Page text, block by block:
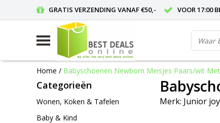
GRATIS VERZENDING VANAF €50,- VOOR 17:00
Home / Babyschoenen Newborn Meisjes Paars/wit
Categorieën
Wonen, Koken & Tafelen
Baby & Kind
Merk: Junior joy